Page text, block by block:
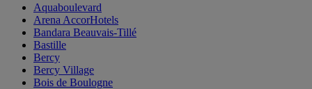
Aquaboulevard
Arena AccorHotels
Bandara Beauvais-Tillé
Bastille
Bercy
Bercy Village
Bois de Boulogne